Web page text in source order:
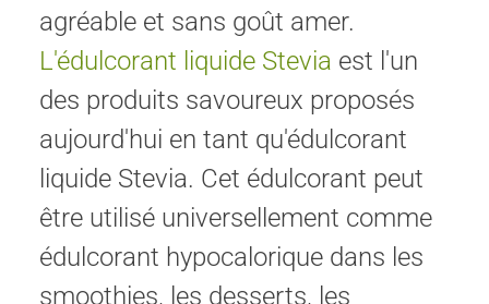
agréable et sans goût amer.
L'édulcorant liquide Stevia est l'un
des produits savoureux proposés
aujourd'hui en tant qu'édulcorant
liquide Stevia. Cet édulcorant peut
être utilisé universellement comme
édulcorant hypocalorique dans les
smoothies, les desserts, les